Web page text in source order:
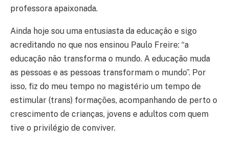
professora apaixonada.
Ainda hoje sou uma entusiasta da educação e sigo
acreditando no que nos ensinou Paulo Freire: “a
educação não transforma o mundo. A educação muda
as pessoas e as pessoas transformam o mundo”. Por
isso, fiz do meu tempo no magistério um tempo de
estimular (trans) formações, acompanhando de perto o
crescimento de crianças, jovens e adultos com quem
tive o privilégio de conviver.